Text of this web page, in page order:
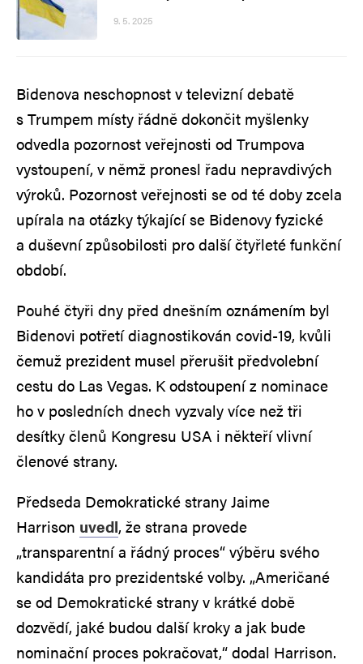
9. 5. 2025
Bidenova neschopnost v televizní debatě
s Trumpem místy řádně dokončit myšlenky
odvedla pozornost veřejnosti od Trumpova
vystoupení, v němž pronesl řadu nepravdivých
výroků. Pozornost veřejnosti se od té doby zcela
upírala na otázky týkající se Bidenovy fyzické
a duševní způsobilosti pro další čtyřleté funkční
období.
Pouhé čtyři dny před dnešním oznámením byl
Bidenovi potřetí diagnostikován covid-19, kvůli
čemuž prezident musel přerušit předvolební
cestu do Las Vegas. K odstoupení z nominace
ho v posledních dnech vyzvaly více než tři
desítky členů Kongresu USA i někteří vlivní
členové strany.
Předseda Demokratické strany Jaime
Harrison uvedl, že strana provede
„transparentní a řádný proces“ výběru svého
kandidáta pro prezidentské volby. „Američané
se od Demokratické strany v krátké době
dozvědí, jaké budou další kroky a jak bude
nominační proces pokračovat,“ dodal Harrison.